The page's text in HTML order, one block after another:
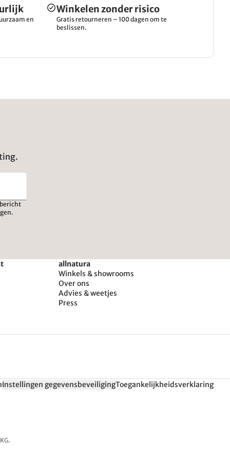
en
Winkelen zonder risico
Gratis retourneren – 100 dagen om te
beslissen.
allnatura
Winkels & showrooms
Over ons
Advies & weetjes
Press
Instellingen gegevensbeveiligingToegankelijkheidsverklaring